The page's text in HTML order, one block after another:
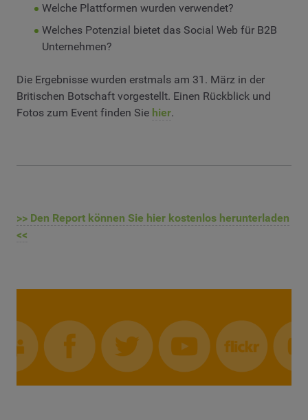
Welche Plattformen wurden verwendet?
Welches Potenzial bietet das Social Web für B2B
Unternehmen?
Die Ergebnisse wurden erstmals am 31. März in der
Britischen Botschaft vorgestellt. Einen Rückblick und
Fotos zum Event finden Sie hier.
>> Den Report können Sie hier kostenlos herunterladen
<<